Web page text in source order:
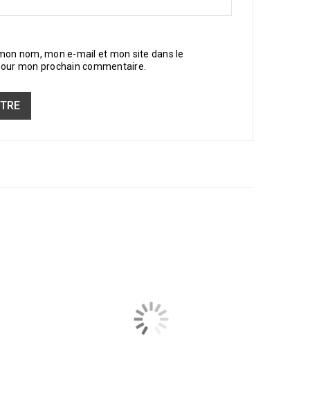
nom, mon e-mail et mon site dans le
mon prochain commentaire.